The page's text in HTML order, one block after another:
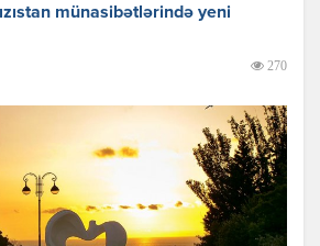
münasibətlərində yeni
270